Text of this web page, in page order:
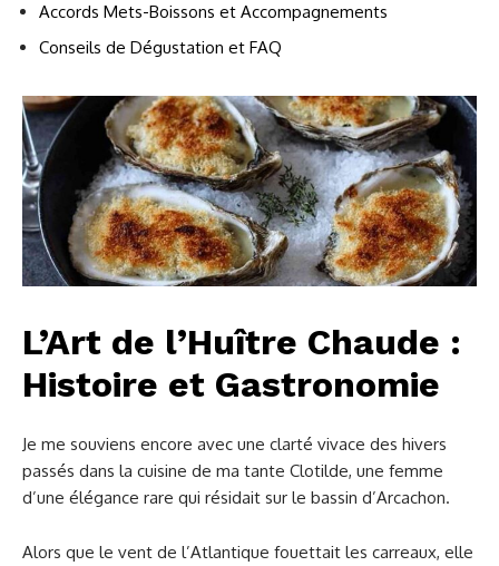
Accords Mets-Boissons et Accompagnements
Conseils de Dégustation et FAQ
L’Art de l’Huître Chaude :
Histoire et Gastronomie
Je me souviens encore avec une clarté vivace des hivers
passés dans la cuisine de ma tante Clotilde, une femme
d’une élégance rare qui résidait sur le bassin d’Arcachon.
Alors que le vent de l’Atlantique fouettait les carreaux, elle